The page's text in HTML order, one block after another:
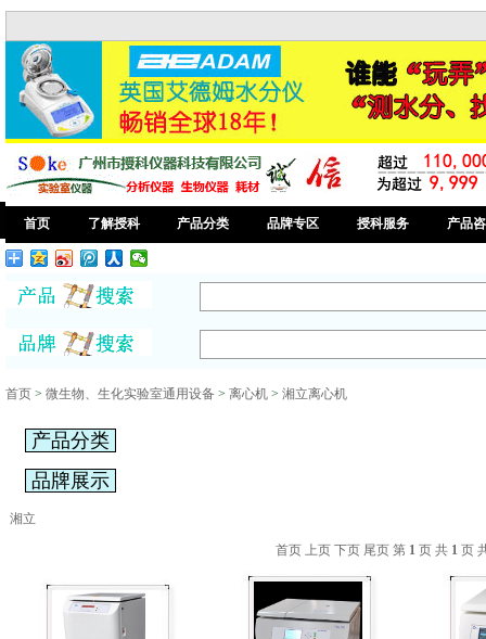
首页 了解授科 产品分类 品牌专区 授科服务 产品
首页> 微生物、生化实验室通用设备 > 离心机> 湘立离心机
产品分类
品牌展示
湘立
首页 上页 下页 尾页 第 1 页 共 1 页